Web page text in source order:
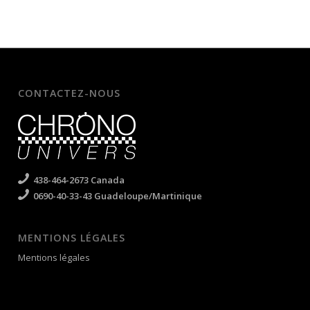
CONTACTEZ-NOUS
438-464-2673 Canada
0690-40-33-43 Guadeloupe/Martinique
MENTIONS LÉGALES
Mentions légales